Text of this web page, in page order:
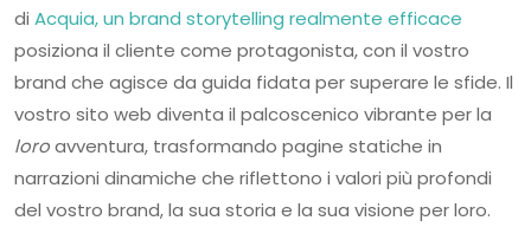
di Acquia, un brand storytelling realmente efficace
posiziona il cliente come protagonista, con il vostro
brand che agisce da guida fidata per superare le sfide. Il
vostro sito web diventa il palcoscenico vibrante per la
loroavventura, trasformando pagine statiche in
narrazioni dinamiche che riflettono i valori più profondi
del vostro brand, la sua storia e la sua visione per loro.